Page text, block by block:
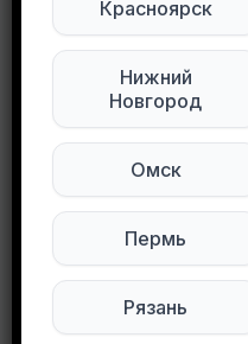
Мы в Max
Мы в ВКонтакте
0
Другие
Красноярск
Нижний
Новгород
Омск
Пермь
Рязань